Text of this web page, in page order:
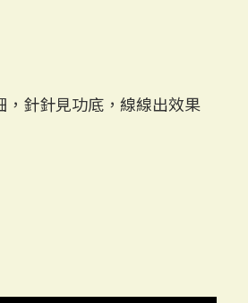
，針針見功底，線線出效果